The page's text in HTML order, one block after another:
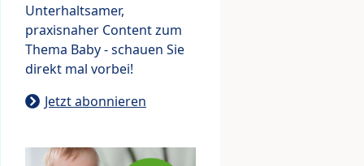
Unterhaltsamer,
praxisnaher Content zum
Thema Baby - schauen Sie
direkt mal vorbei!
Jetzt abonnieren